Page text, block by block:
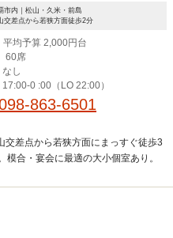
市内｜松山・久米・前島
交差点から若狭方面徒歩2分
平均予算 2,000円台
60席
なし
17:00-0 :00（LO 22:00）
863-6501
交差点から若狭方面にまっすぐ徒歩3
合・宴会に最適の大小個室あり。